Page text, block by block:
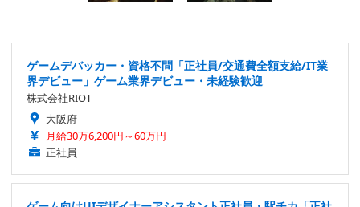
ゲームデバッカー・資格不問「正社員/交通費全額支給/IT業
界デビュー」ゲーム業界デビュー・未経験歓迎
株式会社RIOT
大阪府
月給30万6,200円～60万円
正社員